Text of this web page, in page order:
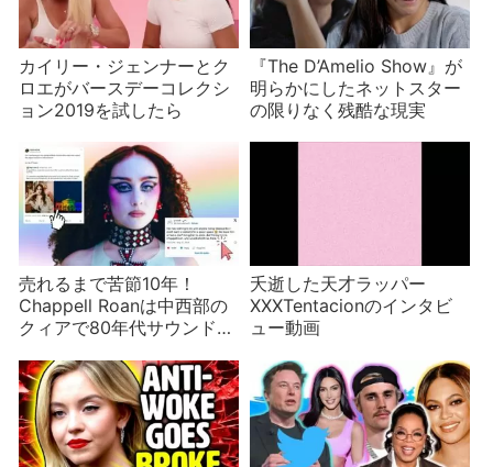
カイリー・ジェンナーとク
ロエがバースデーコレクシ
ョン2019を試したら
『The D’Amelio Show』が
明らかにしたネットスター
の限りなく残酷な現実
売れるまで苦節10年！
Chappell Roanは中西部の
クィアで80年代サウンドの
夭逝した天才ラッパー
XXXTentacionのインタビ
ュー動画